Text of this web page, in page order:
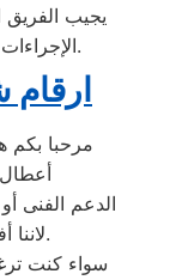
يجيب
الإجراءات بوضوح لضمان راحة العملاء ورضاهم.
مرحبا بكم
الدعم الفنى
لاننا أفضل خدمة عملاء صيانة فى مصر.
سواء كنت